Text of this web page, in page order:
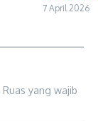
7 April 2026
Ruas yang wajib